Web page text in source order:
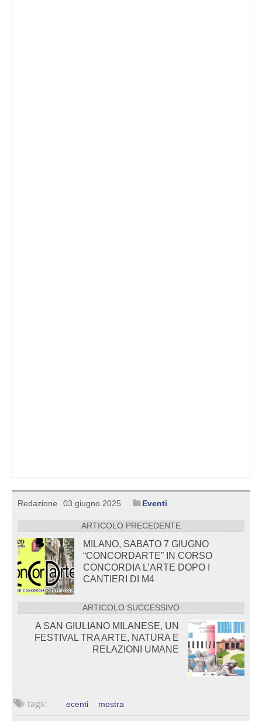
Redazione 03 giugno 2025 Eventi
ARTICOLO PRECEDENTE
MILANO, SABATO 7 GIUGNO
“CONCORDARTE” IN CORSO
CONCORDIA L’ARTE DOPO I
CANTIERI DI M4
ARTICOLO SUCCESSIVO
A SAN GIULIANO MILANESE, UN
FESTIVAL TRA ARTE, NATURA E
RELAZIONI UMANE
ecenti mostra